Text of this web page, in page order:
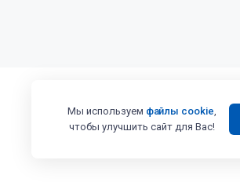
Мы используем файлы cookie,
чтобы улучшить сайт для Вас!